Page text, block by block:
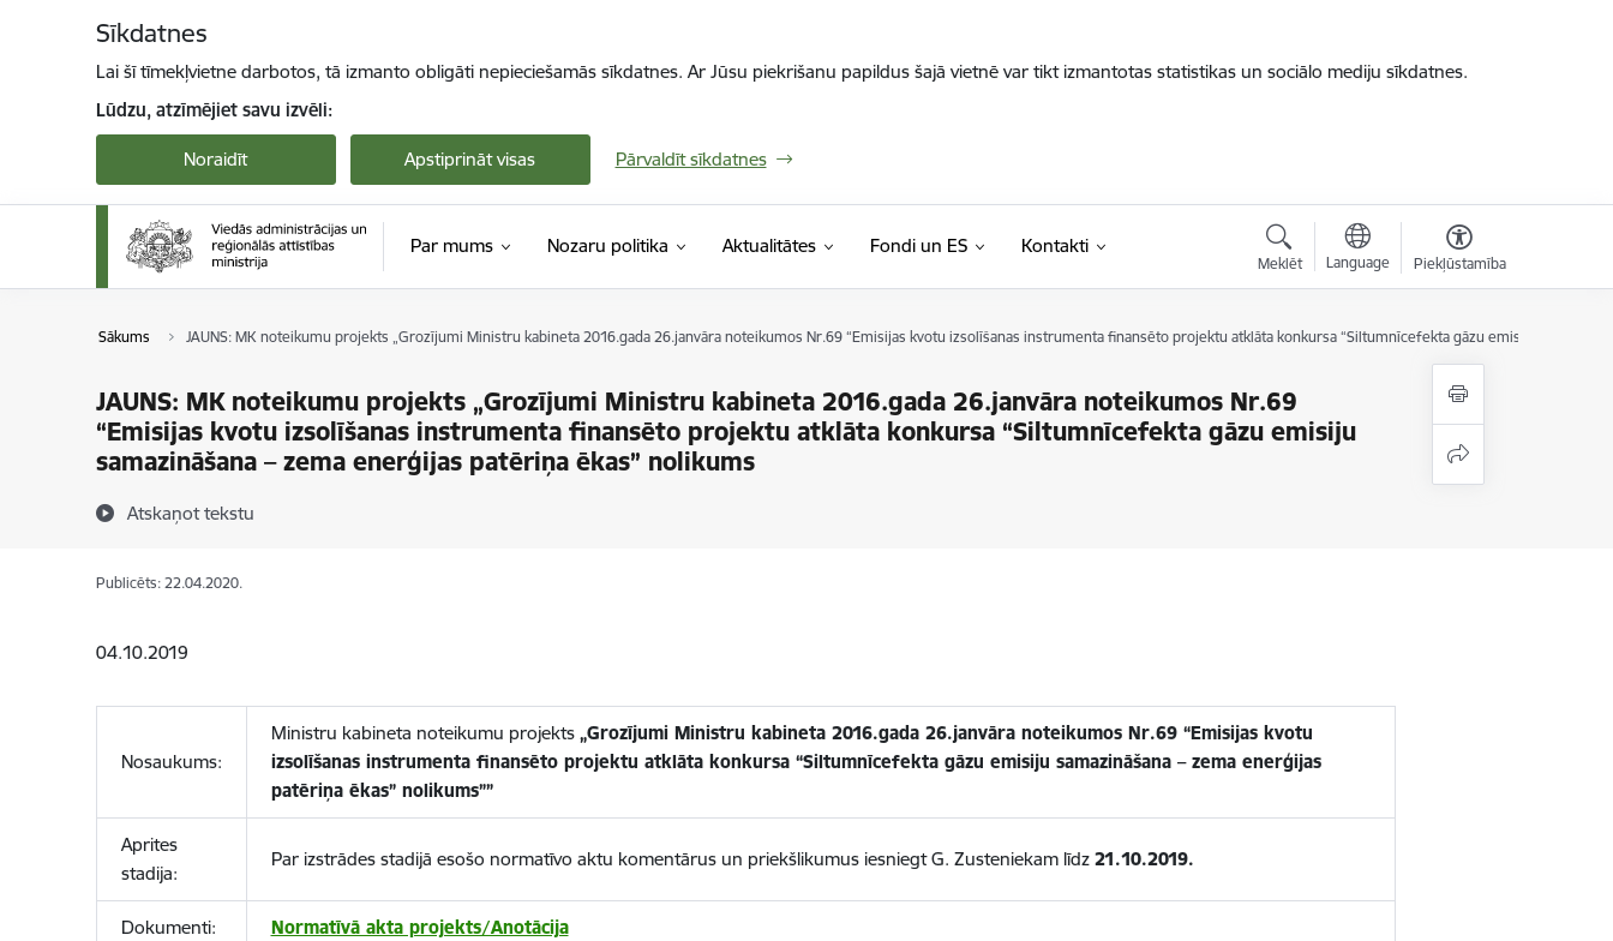
Sīkdatnes
Lai šī tīmekļvietne darbotos, tā izmanto obligāti nepieciešamās sīkdatnes. Ar Jūsu piekrišanu papildus šajā vietnē var tikt izmantotas statistikas un sociālo mediju sīkdatnes.
Lūdzu, atzīmējiet savu izvēli:
Noraidīt Apstiprināt visas Pārvaldīt sīkdatnes
Par mums Nozaru politika Aktualitātes Fondi un ES Kontakti
Meklēt Language Piekļūstamība
Sākums JAUNS: MK noteikumu projekts „Grozījumi Ministru kabineta 2016.gada 26.janvāra noteikumos Nr.69 “Emisijas kvotu izsolīšanas instrumenta finansēto projektu atklāta konkursa “Siltumnīcefekta gāzu emisiju
JAUNS: MK noteikumu projekts „Grozījumi Ministru kabineta 2016.gada 26.janvāra noteikumos Nr.69
“Emisijas kvotu izsolīšanas instrumenta finansēto projektu atklāta konkursa “Siltumnīcefekta gāzu emisiju
samazināšana – zema enerģijas patēriņa ēkas” nolikums
Atskaņot tekstu
Publicēts: 22.04.2020.
04.10.2019
Nosaukums:
Ministru kabineta noteikumu projekts „Grozījumi Ministru kabineta 2016.gada 26.janvāra noteikumos Nr.69 “Emisijas kvotu
izsolīšanas instrumenta finansēto projektu atklāta konkursa “Siltumnīcefekta gāzu emisiju samazināšana – zema enerģijas
patēriņa ēkas” nolikums””
Aprites
stadija:
Par izstrādes stadijā esošo normatīvo aktu komentārus un priekšlikumus iesniegt G. Zusteniekam līdz 21.10.2019.
Dokumenti: Normatīvā akta projekts/Anotācija